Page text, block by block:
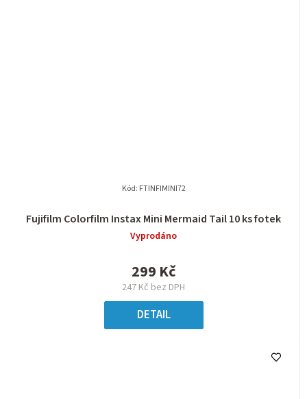
Fujifilm Colorfilm Instax Mini Mermaid Tail 10 ks fotek
Vyprodáno
247 Kč bez DPH
299 Kč
DETAIL
Kód: FTINFIMINI72